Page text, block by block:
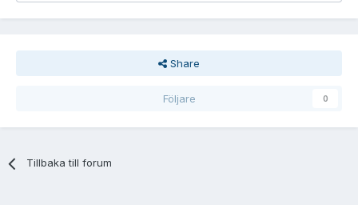
Share
Följare 0
Tillbaka till forum